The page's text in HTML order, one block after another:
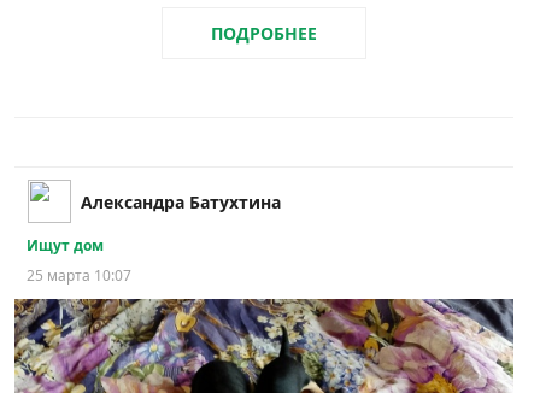
ПОДРОБНЕЕ
Александра Батухтина
Ищут дом
25 марта 10:07